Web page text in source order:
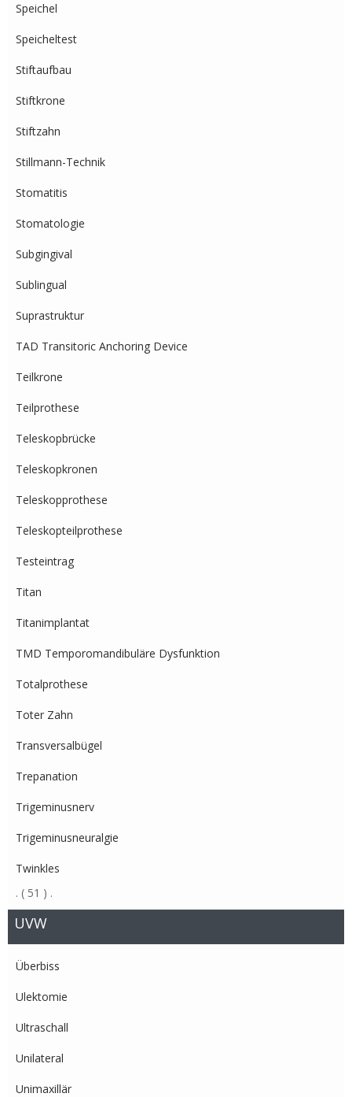
Speichel
Speicheltest
Stiftaufbau
Stiftkrone
Stiftzahn
Stillmann-Technik
Stomatitis
Stomatologie
Subgingival
Sublingual
Suprastruktur
TAD Transitoric Anchoring Device
Teilkrone
Teilprothese
Teleskopbrücke
Teleskopkronen
Teleskopprothese
Teleskopteilprothese
Testeintrag
Titan
Titanimplantat
TMD Temporomandibuläre Dysfunktion
Totalprothese
Toter Zahn
Transversalbügel
Trepanation
Trigeminusnerv
Trigeminusneuralgie
Twinkles
. ( 51 ) .
UVW
Überbiss
Ulektomie
Ultraschall
Unilateral
Unimaxillär